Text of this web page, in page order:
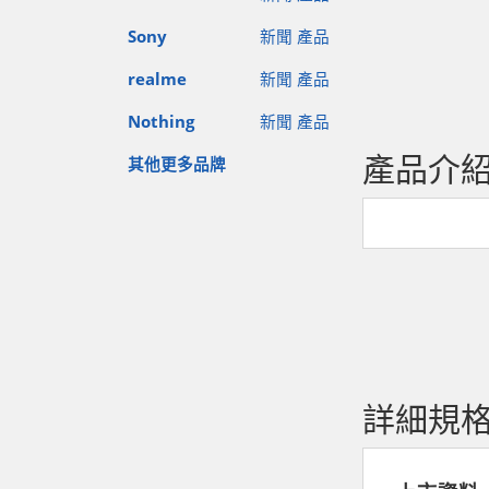
Sony
新聞 產品
realme
新聞 產品
Nothing
新聞 產品
其他更多品牌
產品介
詳細規